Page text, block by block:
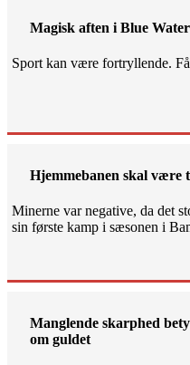
Magisk aften i Blue
Sport kan være fortryllende.
Hjemmebanen skal være
Minerne var negative, da det
sin første kamp i sæsonen i
Manglende skarphed
om guldet